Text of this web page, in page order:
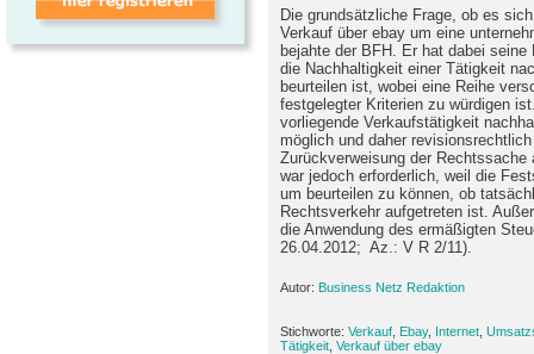
Die grundsätzliche Frage, ob es
Verkauf über ebay um eine
bejahte der BFH. Er hat dabei
die Nachhaltigkeit einer Tätigkeit
beurteilen ist, wobei eine Reihe
festgelegter Kriterien zu würdigen
vorliegende Verkaufstätigkeit
möglich und daher
Zurückverweisung der
war jedoch erforderlich, weil die
um beurteilen zu können, ob
Rechtsverkehr aufgetreten ist.
die Anwendung des ermäßigten
26.04.2012; Az.: V R 2/11).
Autor: Business Netz Redaktion
Stichworte: Verkauf Ebay, Internet
Tätigkeit Verkauf über ebay